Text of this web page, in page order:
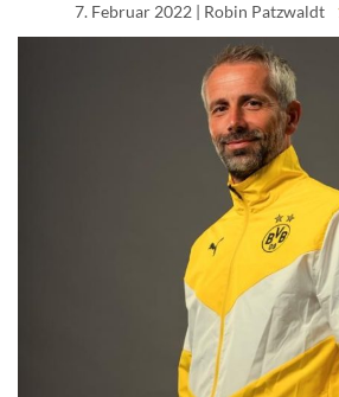
7. Februar 2022 | Robin Patzwaldt